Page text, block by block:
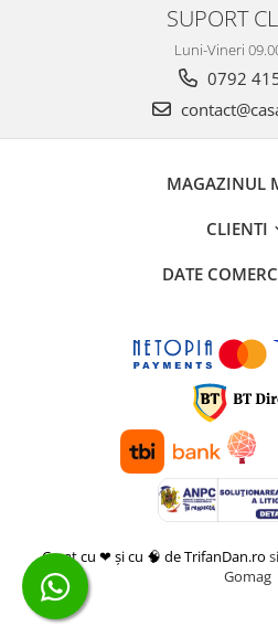
Echipamente pentru taiere
Masini de taiat caramida si BCA
Masini de taiat gresie/faianta
Masini de tencuit, gletuit, zugravit
Pompe de zugravit, gletuit, vopsit
Accesorii utilaje constructii
Compresoare angrenare directa
Compresoare angrenare curea
Incalzitoare de aer
Aeroterme gaz
SUPORT
Luni-Vineri
0792
MAGAZINUL
CLIENTI
DATE
Creat cu ❤ și cu 🧠 de TrifanDan.ro si
Gomag